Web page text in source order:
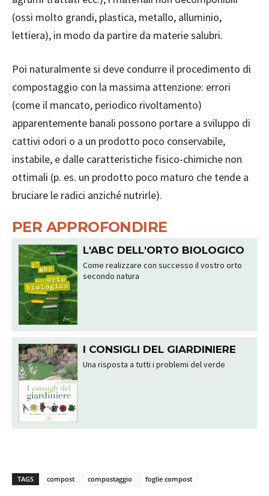
(ossi molto grandi, plastica, metallo, alluminio,
lettiera), in modo da partire da materie salubri.
Poi naturalmente si deve condurre il procedimento di
compostaggio con la massima attenzione: errori
(come il mancato, periodico rivoltamento)
apparentemente banali possono portare a sviluppo di
cattivi odori o a un prodotto poco conservabile,
instabile, e dalle caratteristiche fisico-chimiche non
ottimali (p. es. un prodotto poco maturo che tende a
bruciare le radici anziché nutrirle).
PER APPROFONDIRE
L'ABC DELL'ORTO BIOLOGICO
Come realizzare con successo il vostro orto
secondo natura
I CONSIGLI DEL GIARDINIERE
Una risposta a tutti i problemi del verde
TAGS compost compostaggio foglie compost